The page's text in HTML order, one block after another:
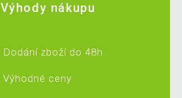
Výhody nákupu
Dodání zboží do 48h
Výhodné ceny